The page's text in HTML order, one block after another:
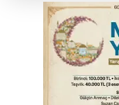
sıçrayan
Otomobil
Babasını
hayatını